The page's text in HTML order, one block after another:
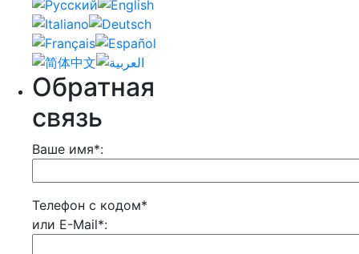
Обратная
связь
Ваше имя*:
Телефон с кодом*
или E-Mail*: